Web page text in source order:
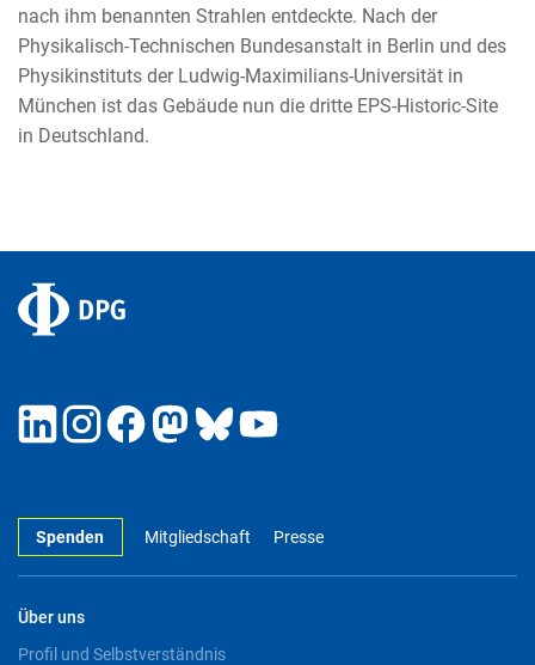
nach ihm benannten Strahlen entdeckte. Nach der
Physikalisch-Technischen Bundesanstalt in Berlin und des
Physikinstituts der Ludwig-Maximilians-Universität in
München ist das Gebäude nun die dritte EPS-Historic-Site
in Deutschland.
Spenden Mitgliedschaft Presse
Über uns
Profil und Selbstverständnis